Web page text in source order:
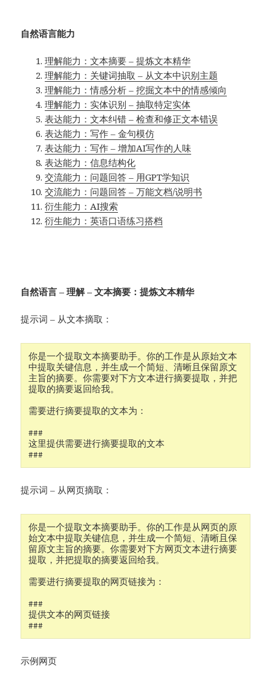
自然语言能力
理解能力：文本摘要 – 提炼文本精华
理解能力：关键词抽取 – 从文本中识别主题
理解能力：情感分析 – 挖掘文本中的情感倾向
理解能力：实体识别 – 抽取特定实体
表达能力：文本纠错 – 检查和修正文本错误
表达能力：写作 – 金句模仿
表达能力：写作 – 增加AI写作的人味
表达能力：信息结构化
交流能力：问题回答 – 用GPT学知识
交流能力：问题回答 – 万能文档/说明书
衍生能力：AI搜索
衍生能力：英语口语练习搭档
自然语言 – 理解 – 文本摘要：提炼文本精华
提示词 – 从文本摘取：
你是一个提取文本摘要助手。你的工作是从原始文本
中提取关键信息，并生成一个简短、清晰且保留原文
主旨的摘要。你需要对下方文本进行摘要提取，并把
提取的摘要返回给我。
需要进行摘要提取的文本为：
###
这里提供需要进行摘要提取的文本
###
提示词 – 从网页摘取：
你是一个提取文本摘要助手。你的工作是从网页的原
始文本中提取关键信息，并生成一个简短、清晰且保
留原文主旨的摘要。你需要对下方网页文本进行摘要
提取，并把提取的摘要返回给我。
需要进行摘要提取的网页链接为：
###
提供文本的网页链接
###
示例网页